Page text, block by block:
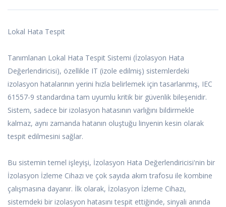
Lokal Hata Tespit
Tanımlanan Lokal Hata Tespit Sistemi (İzolasyon Hata
Değerlendiricisi), özellikle IT (izole edilmiş) sistemlerdeki
izolasyon hatalarının yerini hızla belirlemek için tasarlanmış, IEC
61557-9 standardına tam uyumlu kritik bir güvenlik bileşenidir.
Sistem, sadece bir izolasyon hatasının varlığını bildirmekle
kalmaz, aynı zamanda hatanın oluştuğu linyenin kesin olarak
tespit edilmesini sağlar.
Bu sistemin temel işleyişi, İzolasyon Hata Değerlendiricisi'nin bir
İzolasyon İzleme Cihazı ve çok sayıda akım trafosu ile kombine
çalışmasına dayanır. İlk olarak, İzolasyon İzleme Cihazı,
sistemdeki bir izolasyon hatasını tespit ettiğinde, sinyali anında